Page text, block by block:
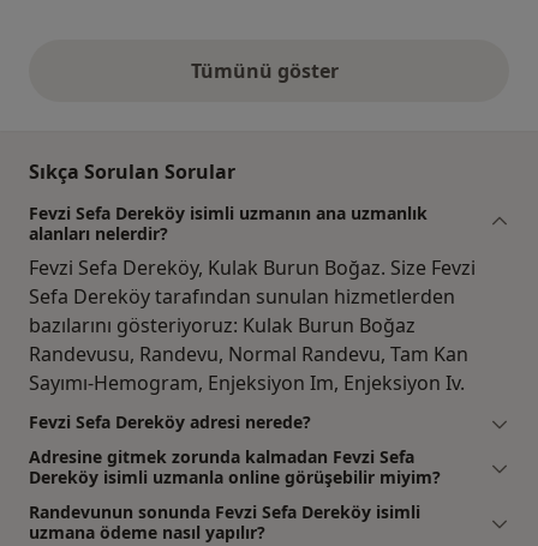
Tümünü gösteryukarıdaki görüşler
Sıkça Sorulan Sorular
Fevzi Sefa Dereköy isimli uzmanın ana uzmanlık
alanları nelerdir?
Fevzi Sefa Dereköy, Kulak Burun Boğaz. Size Fevzi
Sefa Dereköy tarafından sunulan hizmetlerden
bazılarını gösteriyoruz: Kulak Burun Boğaz
Randevusu, Randevu, Normal Randevu, Tam Kan
Sayımı-Hemogram, Enjeksiyon Im, Enjeksiyon Iv.
Fevzi Sefa Dereköy adresi nerede?
Adresine gitmek zorunda kalmadan Fevzi Sefa
Dereköy isimli uzmanla online görüşebilir miyim?
Randevunun sonunda Fevzi Sefa Dereköy isimli
uzmana ödeme nasıl yapılır?